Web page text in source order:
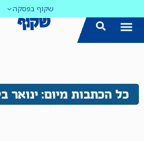
שקוף בפסקה
כל הכתבות מיום: ינואר ב9, 2018